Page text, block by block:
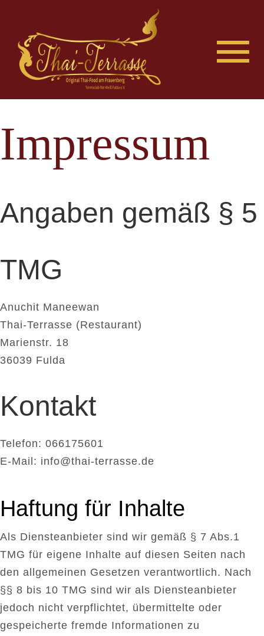
Impressum
Angaben gemäß § 5
TMG
Anuchit Maneewan
Thai-Terrasse (Restaurant)
Marienstr. 18
36039 Fulda
Kontakt
Telefon: 066175601
E-Mail: info@thai-terrasse.de
Haftung für Inhalte
Als Diensteanbieter sind wir gemäß § 7 Abs.1
TMG für eigene Inhalte auf diesen Seiten nach
den allgemeinen Gesetzen verantwortlich. Nach
§§ 8 bis 10 TMG sind wir als Diensteanbieter
jedoch nicht verpflichtet, übermittelte oder
gespeicherte fremde Informationen zu